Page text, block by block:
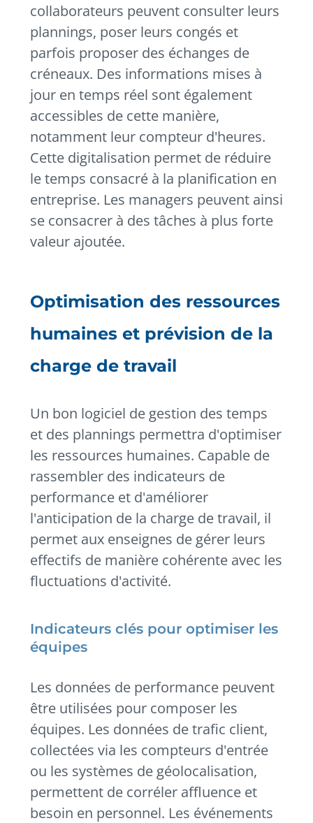
collaborateurs peuvent consulter leurs
plannings, poser leurs congés et
parfois proposer des échanges de
créneaux. Des informations mises à
jour en temps réel sont également
accessibles de cette manière,
notamment leur compteur d'heures.
Cette digitalisation permet de réduire
le temps consacré à la planification en
entreprise. Les managers peuvent ainsi
se consacrer à des tâches à plus forte
valeur ajoutée.
Optimisation des ressources
humaines et prévision de la
charge de travail
Un bon logiciel de gestion des temps
et des plannings permettra d'optimiser
les ressources humaines. Capable de
rassembler des indicateurs de
performance et d'améliorer
l'anticipation de la charge de travail, il
permet aux enseignes de gérer leurs
effectifs de manière cohérente avec les
fluctuations d'activité.
Indicateurs clés pour optimiser les
équipes
Les données de performance peuvent
être utilisées pour composer les
équipes. Les données de trafic client,
collectées via les compteurs d'entrée
ou les systèmes de géolocalisation,
permettent de corréler affluence et
besoin en personnel. Les événements